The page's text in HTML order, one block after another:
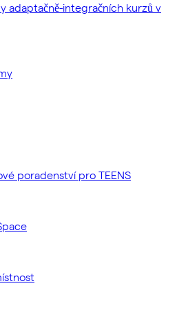
adaptačně-integračních kurzů v
poradenství pro TEENS